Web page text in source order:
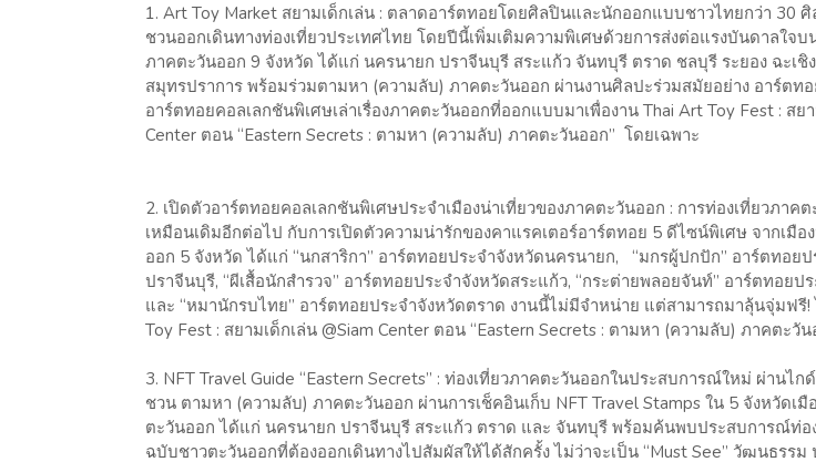
1. Art Toy Market สยามเด็กเล่น : ตลาดอาร์ตทอยโดยศิลปินและนักออกแบบชาวไทยกว่า 30
ชวนออกเดินทางท่องเที่ยวประเทศไทย โดยปีนี้เพิ่มเติมความพิเศษด้วยการส่งต่อแรงบันดาลใจบ
ภาคตะวันออก 9 จังหวัด ได้แก่ นครนายก ปราจีนบุรี สระแก้ว จันทบุรี ตราด ชลบุรี ระยอง ฉะเชิง
สมุทรปราการ พร้อมร่วมตามหา (ความลับ) ภาคตะวันออก ผ่านงานศิลปะร่วมสมัยอย่าง อาร์ตท
อาร์ตทอยคอลเลกชันพิเศษเล่าเรื่องภาคตะวันออกที่ออกแบบมาเพื่องาน Thai Art Toy Fest : สยา
Center ตอน “Eastern Secrets : ตามหา (ความลับ) ภาคตะวันออก” โดยเฉพาะ
2. เปิดตัวอาร์ตทอยคอลเลกชันพิเศษประจำเมืองน่าเที่ยวของภาคตะวันออก : การท่องเที่ยวภาค
เหมือนเดิมอีกต่อไป กับการเปิดตัวความน่ารักของคาแรคเตอร์อาร์ตทอย 5 ดีไซน์พิเศษ จากเมือ
ออก 5 จังหวัด ได้แก่ “นกสาริกา” อาร์ตทอยประจำจังหวัดนครนายก, “มกรผู้ปกปัก” อาร์ตทอยป
ปราจีนบุรี, “ผีเสื้อนักสำรวจ” อาร์ตทอยประจำจังหวัดสระแก้ว, “กระต่ายพลอยจันท์” อาร์ตทอยป
และ “หมานักรบไทย” อาร์ตทอยประจำจังหวัดตราด งานนี้ไม่มีจำหน่าย แต่สามารถมาลุ้นจุ่มฟรี!
Toy Fest : สยามเด็กเล่น @Siam Center ตอน “Eastern Secrets : ตามหา (ความลับ) ภาคตะวัน
3. NFT Travel Guide “Eastern Secrets” : ท่องเที่ยวภาคตะวันออกในประสบการณ์ใหม่ ผ่านไ
ชวน ตามหา (ความลับ) ภาคตะวันออก ผ่านการเช็คอินเก็บ NFT Travel Stamps ใน 5 จังหวัดเมื
ตะวันออก ได้แก่ นครนายก ปราจีนบุรี สระแก้ว ตราด และ จันทบุรี พร้อมค้นพบประสบการณ์ท่อ
ฉบับชาวตะวันออกที่ต้องออกเดินทางไปสัมผัสให้ได้สักครั้ง ไม่ว่าจะเป็น “Must See” วัฒนธรร